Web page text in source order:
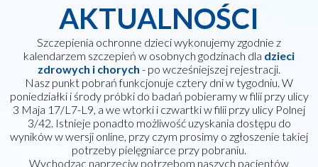
AKTUALNOŚCI
Szczepienia ochronne dzieci wykonujemy zgodnie z
kalendarzem szczepień w osobnych godzinach dla dzieci
zdrowych i chorych - po wcześniejszej rejestracji.
Nasz punkt pobrań funkcjonuje cztery dni w tygodniu. W
poniedziałki i środy próbki do badań pobieramy w filii przy ulicy
3 Maja 17/L7-L9, a we wtorki i czwartki w filii przy ulicy Polnej
3/42. Istnieje ponadto możliwość uzyskania dostępu do
wyników w wersji online, przy czym prosimy o zgłoszenie takiej
potrzeby pielęgniarce przy pobraniu.
Wychodząc naprzeciw potrzebom naszych pacjentów